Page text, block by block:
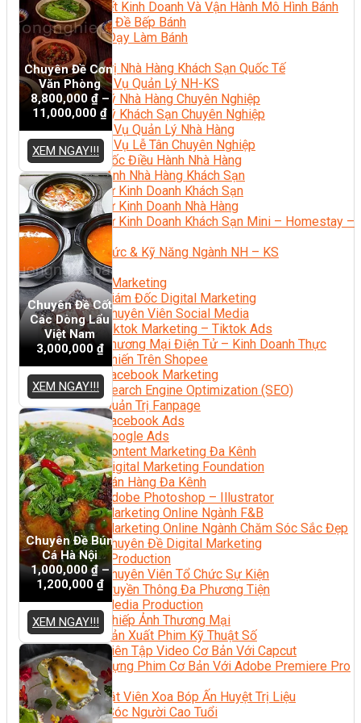
Bí Quyết Kinh Doanh Và Vận Hành Mô Hình Bánh
Chuyên Đề Bếp Bánh
Video Dạy Làm Bánh
Quản Trị NHKS
Quản Trị Nhà Hàng Khách Sạn Quốc Tế
Nghiệp Vụ Quản Lý NH-KS
Quản Lý Nhà Hàng Chuyên Nghiệp
Quản Lý Khách Sạn Chuyên Nghiệp
Nghiệp Vụ Quản Lý Nhà Hàng
Nghiệp Vụ Lễ Tân Chuyên Nghiệp
Giám Đốc Điều Hành Nhà Hàng
Tiếng Anh Nhà Hàng Khách Sạn
Khởi Sự Kinh Doanh Khách Sạn
Khởi Sự Kinh Doanh Nhà Hàng
Khởi Sự Kinh Doanh Khách Sạn Mini – Homestay –
AirBnB
Kiến Thức & Kỹ Năng Ngành NH – KS
Marketing
Digital Marketing
Giám Đốc Digital Marketing
Chuyên Viên Social Media
Tiktok Marketing – Tiktok Ads
Thương Mại Điện Tử – Kinh Doanh Thực
Chiến Trên Shopee
Facebook Marketing
Search Engine Optimization (SEO)
Quản Trị Fanpage
Facebook Ads
Google Ads
Content Marketing Đa Kênh
Digital Marketing Foundation
Bán Hàng Đa Kênh
Adobe Photoshop – Illustrator
Marketing Online Ngành F&B
Marketing Online Ngành Chăm Sóc Sắc Đẹp
Chuyên Đề Digital Marketing
Media Production
Chuyên Viên Tổ Chức Sự Kiện
Truyền Thông Đa Phương Tiện
Media Production
Nhiếp Ảnh Thương Mại
Sản Xuất Phim Kỹ Thuật Số
Biên Tập Video Cơ Bản Với Capcut
Dựng Phim Cơ Bản Với Adobe Premiere Pro
Sức Khỏe
Kỹ Thuật Viên Xoa Bóp Ấn Huyệt Trị Liệu
Chăm Sóc Người Cao Tuổi
Chuyên Đề Cơm
Văn Phòng
8,800,000 ₫–
11,000,000 ₫
XEM NGAY!!!
Chuyên Đề Cốt
Các Dòng Lẩu
Việt Nam
3,000,000 ₫
XEM NGAY!!!
Chuyên Đề Bún
Cá Hà Nội
1,000,000₫–
1,200,000 ₫
XEM NGAY!!!